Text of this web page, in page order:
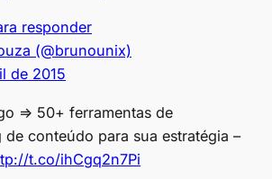
responder
(@brunounix)
de 2015
=> 50+ ferramentas de
de conteúdo para sua estratégia –
t.co/ihCgq2n7Pi